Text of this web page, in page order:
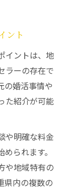
ント
イントは、地
ラーの存在で
の婚活事情や
た紹介が可能
や明確な料金
られます。
や地域特有の
県内の複数の